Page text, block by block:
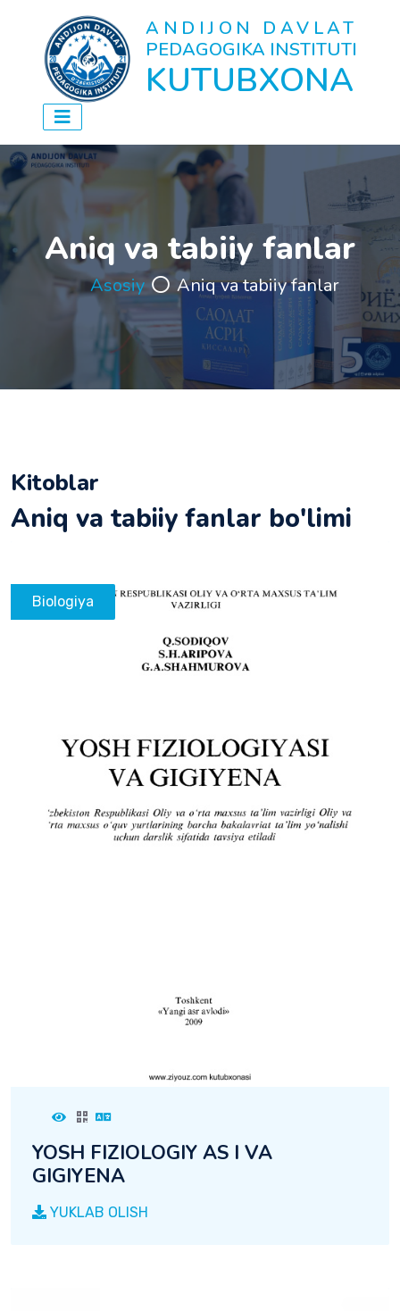
ANDIJON DAVLAT
PEDAGOGIKA INSTITUTI
KUTUBXONA
Aniq va tabiiy fanlar
Asosiy Aniq va tabiiy fanlar
Kitoblar
Aniq va tabiiy fanlar bo'limi
Biologiya
YOSH FIZIOLOGIY AS I VA
GIGIYENA
YUKLAB OLISH